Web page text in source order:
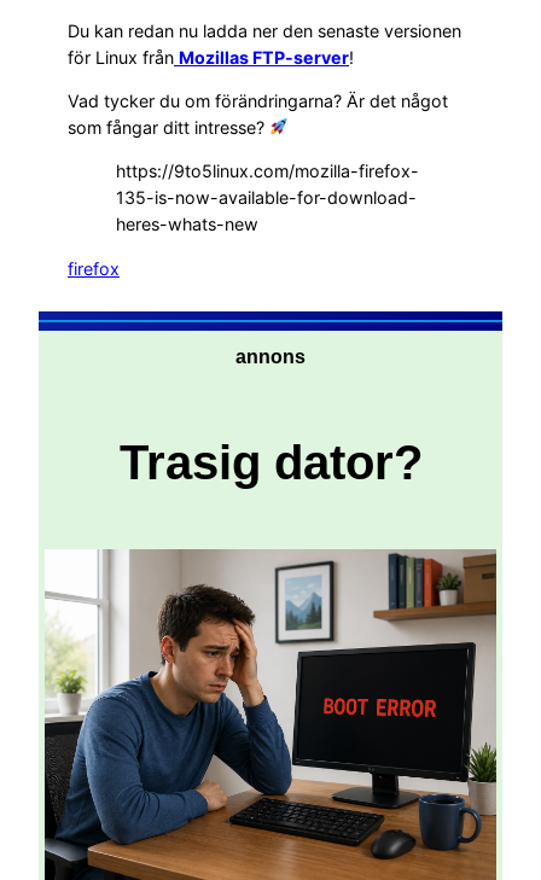
Du kan redan nu ladda ner den senaste versionen
för Linux från Mozillas FTP-server!
Vad tycker du om förändringarna? Är det något
som fångar ditt intresse?
https://9to5linux.com/mozilla-firefox-
135-is-now-available-for-download-
heres-whats-new
firefox
annons
Trasig dator?